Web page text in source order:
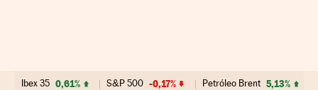
Ibex 35 0,61% S&P 500 -0,17% Petróleo Brent 5,13%